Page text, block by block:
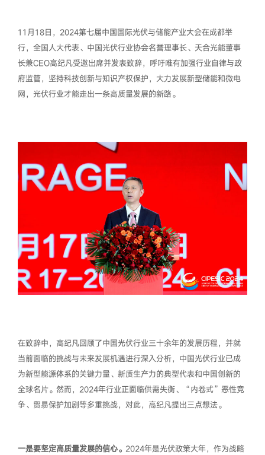
11月18日，2024第七届中国国际光伏与储能产业大会在成都举
行，全国人大代表、中国光伏行业协会名誉理事长、天合光能董事
长兼CEO高纪凡受邀出席并发表致辞，呼吁唯有加强行业自律与政
府监管，坚持科技创新与知识产权保护，大力发展新型储能和微电
网，光伏行业才能走出一条高质量发展的新路。
在致辞中，高纪凡回顾了中国光伏行业三十余年的发展历程，并就
当前面临的挑战与未来发展机遇进行深入分析，中国光伏行业已成
为新型能源体系的关键力量、新质生产力的典型代表和中国创新的
全球名片。然而，2024年行业正面临供需失衡、“内卷式”恶性竞
争、贸易保护加剧等多重挑战，对此，高纪凡提出三点想法。
一是要坚定高质量发展的信心。 2024年是光伏政策大年，作为战略